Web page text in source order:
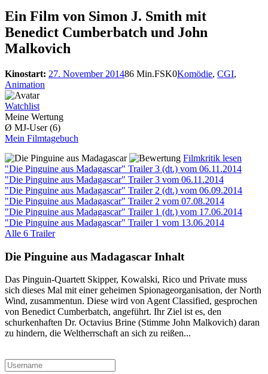
Ein Film von Simon J. Smith mit
Benedict Cumberbatch und John
Malkovich
Kinostart: 27. November 201486 Min.FSK0Komödie, CGI,
Animation
Watchlist
Meine Wertung
Ø MJ-User (6)
Mein Filmtagebuch
Filmkritik lesen
"Die Pinguine aus Madagascar" Trailer 3 (dt.) vom 06.11.2014
"Die Pinguine aus Madagascar" Trailer 3 vom 06.11.2014
"Die Pinguine aus Madagascar" Trailer 2 (dt.) vom 06.09.2014
"Die Pinguine aus Madagascar" Trailer 2 vom 07.08.2014
"Die Pinguine aus Madagascar" Trailer 1 (dt.) vom 17.06.2014
"Die Pinguine aus Madagascar" Trailer 1 vom 13.06.2014
Alle 6 Trailer
Die Pinguine aus Madagascar Inhalt
Das Pinguin-Quartett Skipper, Kowalski, Rico und Private muss
sich dieses Mal mit einer geheimen Spionageorganisation, der North
Wind, zusammentun. Diese wird von Agent Classified, gesprochen
von Benedict Cumberbatch, angeführt. Ihr Ziel ist es, den
schurkenhaften Dr. Octavius Brine (Stimme John Malkovich) daran
zu hindern, die Weltherrschaft an sich zu reißen...